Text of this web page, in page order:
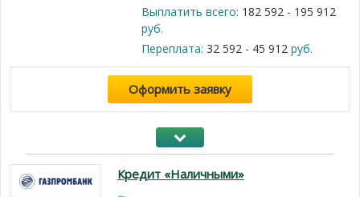
Выплатить всего: 182 592 - 195 912
руб.
Переплата: 32 592 - 45 912руб.
Оформить заявку
Кредит «Наличными»